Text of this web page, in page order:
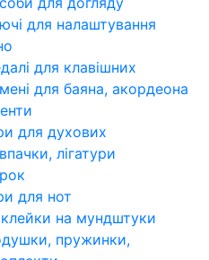
для налаштування
для клавішних
для баяна, акордеона
для духових
лігатури
для нот
на мундштуки
пружинки,